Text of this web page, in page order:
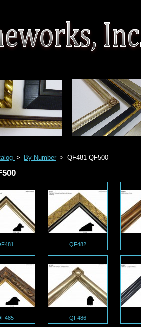
> By Number > QF481-QF500
QF482
QF486